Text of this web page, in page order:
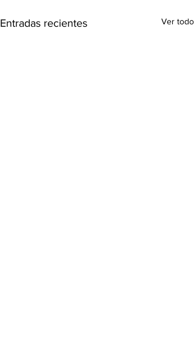
Entradas recientes Ver todo